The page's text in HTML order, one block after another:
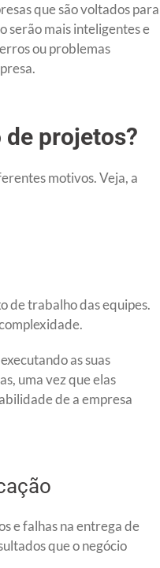
que são voltados para
serão mais inteligentes e
ou problemas
projetos?
motivos. Veja, a
de trabalho das equipes.
as suas
uma vez que elas
de a empresa
e falhas na entrega de
que o negócio